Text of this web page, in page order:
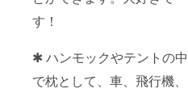
す！
✱ ハンモックやテントの中
で枕として、車、飛行機、